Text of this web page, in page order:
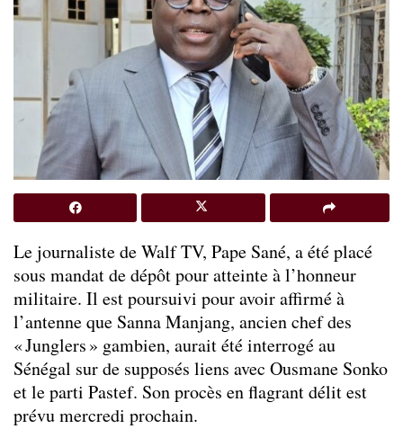
Le journaliste de Walf TV, Pape Sané, a été placé
sous mandat de dépôt pour atteinte à l’honneur
militaire. Il est poursuivi pour avoir affirmé à
l’antenne que Sanna Manjang, ancien chef des
« Junglers » gambien, aurait été interrogé au
Sénégal sur de supposés liens avec Ousmane Sonko
et le parti Pastef. Son procès en flagrant délit est
prévu mercredi prochain.